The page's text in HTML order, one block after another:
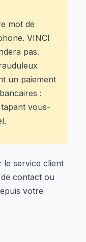
mot de
VINCI
pas.
un paiement
:
vous-
le service client
contact ou
votre